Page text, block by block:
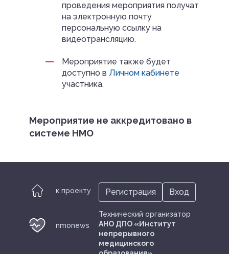
проведения мероприятия получат
на электронную почту
персональную ссылку на
видеотрансляцию.
Мероприятие также будет
доступно в Личном кабинете
участника.
Мероприятие не аккредитовано в
системе НМО
к проекту
nmonews
Технический организатор
АНО ДПО «Институт
непрерывного
медицинского
Регистрация Вход